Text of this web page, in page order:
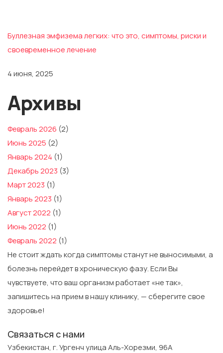
Буллезная эмфизема легких: что это, симптомы, риски и
своевременное лечение
4 июня, 2025
Архивы
Февраль 2026 (2)
Июнь 2025 (2)
Январь 2024 (1)
Декабрь 2023 (3)
Март 2023 (1)
Январь 2023 (1)
Август 2022 (1)
Июнь 2022 (1)
Февраль 2022 (1)
Не стоит ждать когда симптомы станут не выносимыми, а
болезнь перейдет в хроническую фазу. Если Вы
чувствуете, что ваш организм работает «не так»,
запишитесь на прием в нашу клинику, — сберегите свое
здоровье!
Связаться с нами
Узбекистан, г. Ургенч улица Аль-Хорезми, 96А